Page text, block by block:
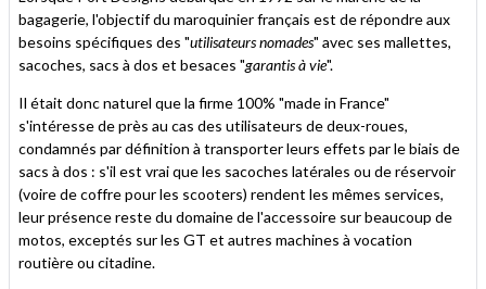
à
un
ami
bagagerie, l'objectif du maroquinier français est de répondre aux
besoins spécifiques des "utilisateurs nomades" avec ses mallettes,
sacoches, sacs à dos et besaces "garantis à vie".
Il était donc naturel que la firme 100% "made in France"
s'intéresse de près au cas des utilisateurs de deux-roues,
condamnés par définition à transporter leurs effets par le biais de
sacs à dos : s'il est vrai que les sacoches latérales ou de réservoir
(voire de coffre pour les scooters) rendent les mêmes services,
leur présence reste du domaine de l'accessoire sur beaucoup de
motos, exceptés sur les GT et autres machines à vocation
routière ou citadine.